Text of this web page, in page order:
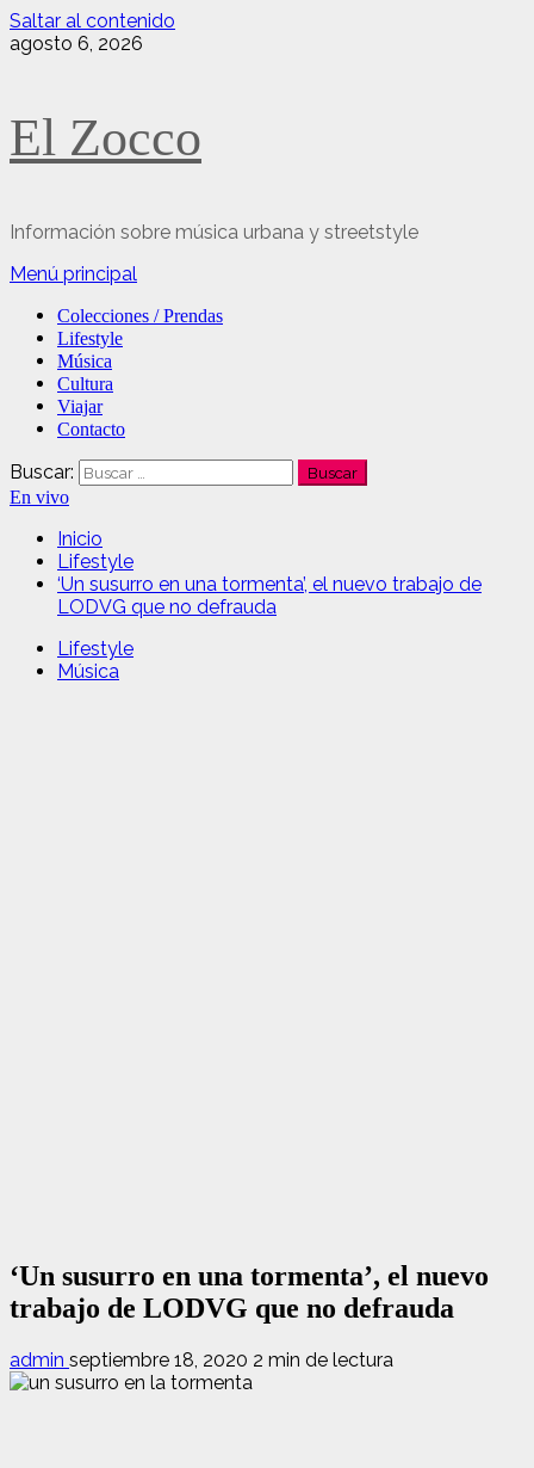
Saltar al contenido
agosto 6, 2026
El Zocco
Información sobre música urbana y streetstyle
Menú principal
Colecciones / Prendas
Lifestyle
Música
Cultura
Viajar
Contacto
Buscar:
En vivo
Inicio
Lifestyle
‘Un susurro en una tormenta’, el nuevo trabajo de
LODVG que no defrauda
Lifestyle
Música
‘Un susurro en una tormenta’, el nuevo
trabajo de LODVG que no defrauda
admin septiembre 18, 2020 2 min de lectura